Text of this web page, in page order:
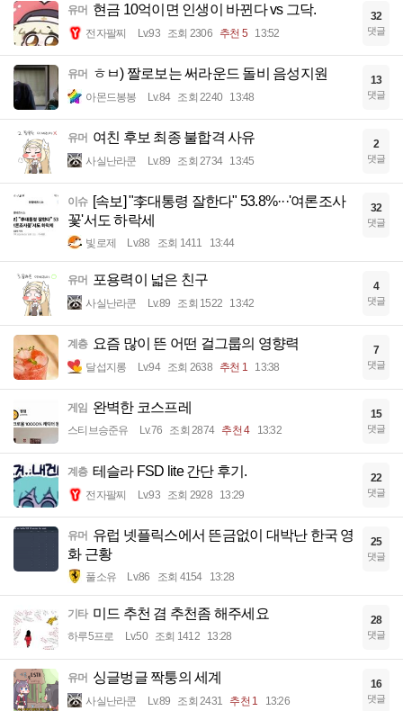
유머 현금 10억이면 인생이 바뀐다 vs 그닥.
전자팔찌 Lv.93 조회 2306 추천 5 13:52
32
댓글
유머 ㅎㅂ) 짤로보는 써라운드 돌비 음성지원
아몬드봉봉 Lv.84 조회 2240 13:48
13
댓글
유머 여친 후보 최종 불합격 사유
사실난라쿤 Lv.89 조회 2734 13:45
2
댓글
이슈 [속보] "李대통령 잘한다" 53.8%···'여론조사
꽃'서도 하락세
빛로제 Lv.88 조회 1411 13:44
32
댓글
유머 포용력이 넓은 친구
사실난라쿤 Lv.89 조회 1522 13:42
4
댓글
계층 요즘 많이 뜬 어떤 걸그룹의 영향력
달섭지롱 Lv.94 조회 2638 추천 1 13:38
7
댓글
게임 완벽한 코스프레
스티브승준유 Lv.76 조회 2874 추천 4 13:32
15
댓글
계층 테슬라 FSD lite 간단 후기.
전자팔찌 Lv.93 조회 2928 13:29
22
댓글
유머 유럽 넷플릭스에서 뜬금없이 대박난 한국 영
화 근황
풀소유 Lv.86 조회 4154 13:28
25
댓글
기타 미드 추천 겸 추천좀 해주세요
하루5프로 Lv.50 조회 1412 13:28
28
댓글
유머 싱글벙글 짝퉁의 세계
사실난라쿤 Lv.89 조회 2431 추천 1 13:26
16
댓글